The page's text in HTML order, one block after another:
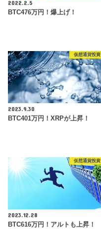
2022.2.5
BTC476万円！爆上げ！
仮想通貨投資
2023.9.30
BTC401万円！XRPが上昇！
仮想通貨投資
2023.12.28
BTC616万円！アルトも上昇！